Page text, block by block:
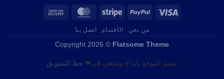
من نحن الأقسام اتصل بنا
Copyright 2026 © Flatsome Theme
صمم الموقع بإبداع وشغف في❤ خط التسويق